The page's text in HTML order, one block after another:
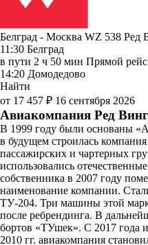
Белград - Москва WZ 538 Ред
11:30 Белград
в пути 2 ч 50 мин Прямой рейс
14:20 Домодедово
Найти
от 17 457 ₽ 16 сентября 2026
Авиакомпания Ред
В 1999 году были основаны
в будущем строилась
пассажирских и чартерных
использовались
собственника в 2007 году
наименование компании.
ТУ-204. Три машины этой
после ребрендинга. В
бортов «ТУшек». С 2017 года
2010 гг. авиакомпания